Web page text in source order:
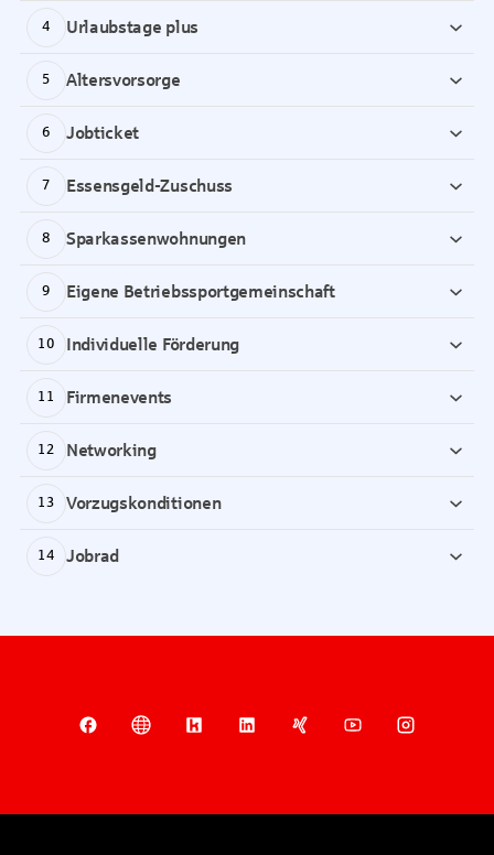
4 Urlaubstage plus
5 Altersvorsorge
6 Jobticket
7 Essensgeld-Zuschuss
8 Sparkassenwohnungen
9 Eigene Betriebssportgemeinschaft
10 Individuelle Förderung
11 Firmenevents
12 Networking
13 Vorzugskonditionen
14 Jobrad